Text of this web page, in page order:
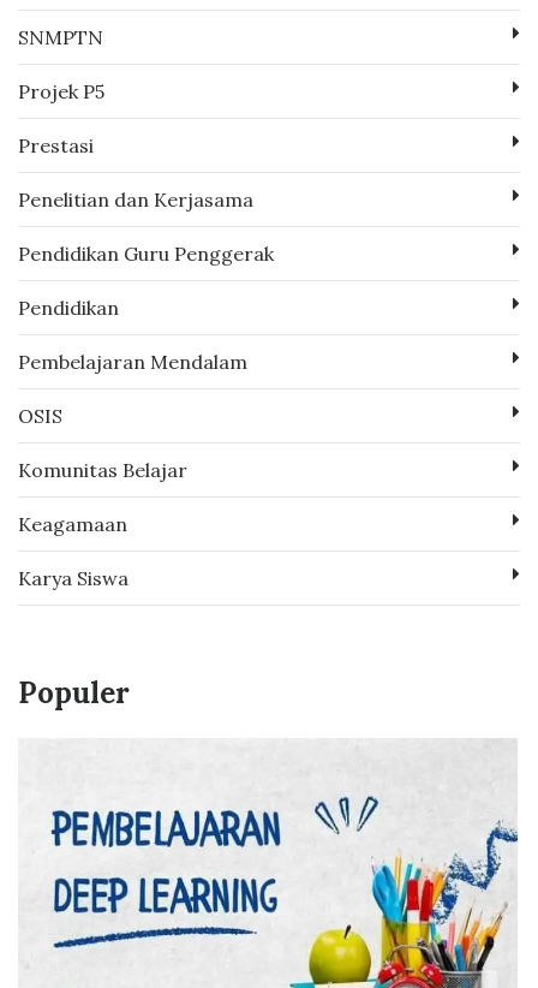
SNMPTN
Projek P5
Prestasi
Penelitian dan Kerjasama
Pendidikan Guru Penggerak
Pendidikan
Pembelajaran Mendalam
OSIS
Komunitas Belajar
Keagamaan
Karya Siswa
Populer